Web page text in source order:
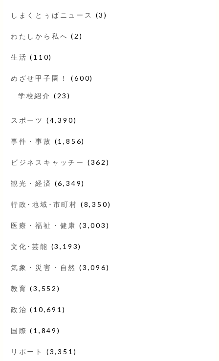
しまくとぅばニュース (3)
わたしから私へ (2)
生活 (110)
めざせ甲子園！ (600)
学校紹介 (23)
スポーツ (4,390)
事件・事故 (1,856)
ビジネスキャッチー (362)
観光・経済 (6,349)
行政･地域･市町村 (8,350)
医療・福祉・健康 (3,003)
文化･芸能 (3,193)
気象・災害・自然 (3,096)
教育 (3,552)
政治 (10,691)
国際 (1,849)
リポート (3,351)